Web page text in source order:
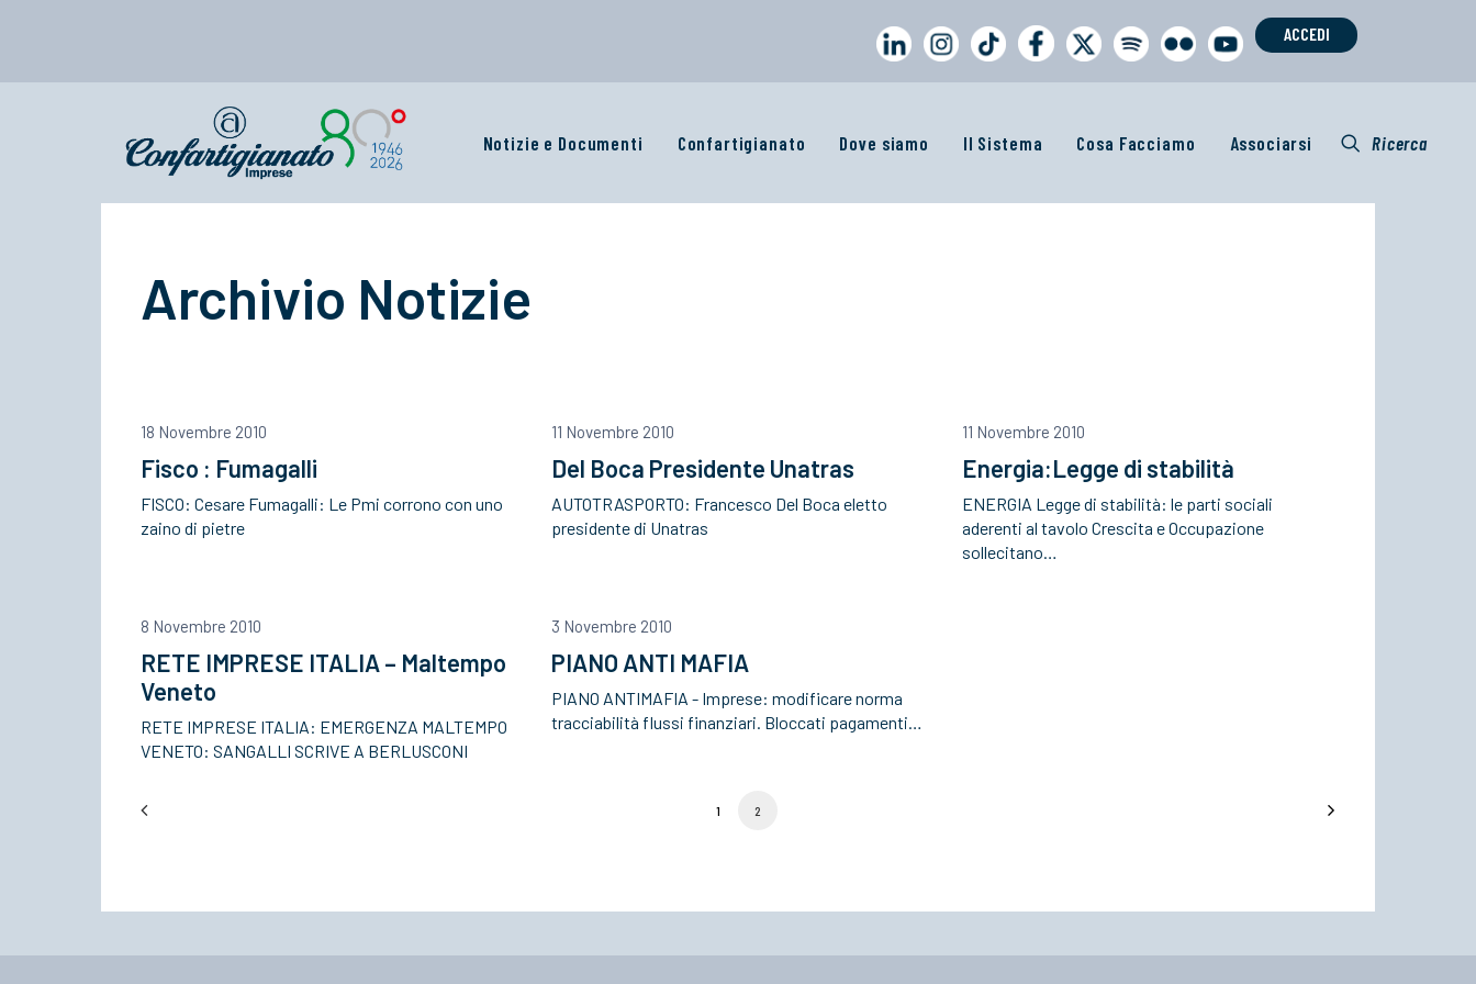
ACCEDI
Notizie e Documenti Confartigianato Dove siamo Il Sistema Cosa Facciamo Associarsi Ricerca
Archivio Notizie
18 Novembre 2010
Fisco : Fumagalli
FISCO: Cesare Fumagalli: Le Pmi corrono con uno
zaino di pietre
11 Novembre 2010
Del Boca Presidente Unatras
AUTOTRASPORTO: Francesco Del Boca eletto
presidente di Unatras
11 Novembre 2010
Energia:Legge di stabilità
ENERGIA Legge di stabilità: le parti sociali
aderenti al tavolo Crescita e Occupazione
sollecitano…
8 Novembre 2010
RETE IMPRESE ITALIA – Maltempo
Veneto
RETE IMPRESE ITALIA: EMERGENZA MALTEMPO
VENETO: SANGALLI SCRIVE A BERLUSCONI
3 Novembre 2010
PIANO ANTI MAFIA
PIANO ANTIMAFIA - Imprese: modificare norma
tracciabilità flussi finanziari. Bloccati pagamenti…
1 2